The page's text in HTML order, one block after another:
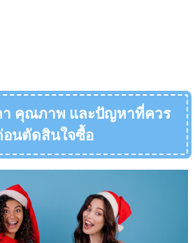
า คุณภาพ และปัญหาที่ควร
อนตัดสินใจซื้อ